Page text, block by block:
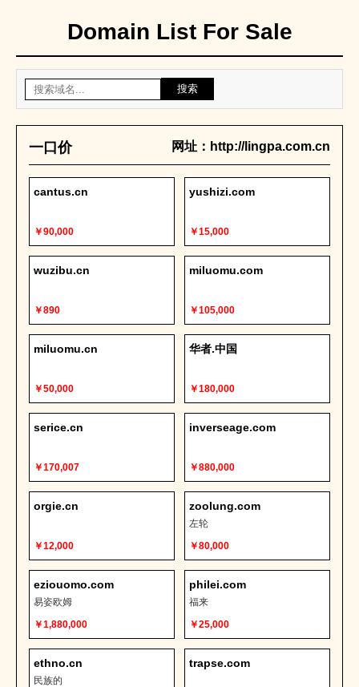
Domain List For Sale
搜索
一口价 网址：http://lingpa.com.cn
cantus.cn
￥90,000
yushizi.com
￥15,000
wuzibu.cn
￥890
miluomu.com
￥105,000
miluomu.cn
￥50,000
华者.中国
￥180,000
serice.cn
￥170,007
inverseage.com
￥880,000
orgie.cn
￥12,000
zoolung.com
左轮
￥80,000
eziouomo.com
易姿欧姆
￥1,880,000
philei.com
福来
￥25,000
ethno.cn
民族的
trapse.com